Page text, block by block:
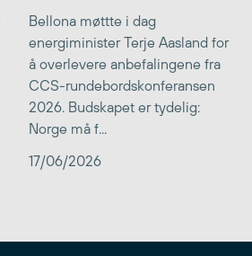
Bellona møttte i dag
energiminister Terje Aasland for
å overlevere anbefalingene fra
CCS-rundebordskonferansen
2026. Budskapet er tydelig:
Norge må f...
17/06/2026